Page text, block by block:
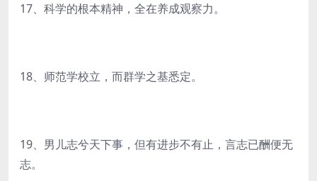
17、科学的根本精神，全在养成观察力。
18、师范学校立，而群学之基悉定。
19、男儿志兮天下事，但有进步不有止，言志已酬便无
志。